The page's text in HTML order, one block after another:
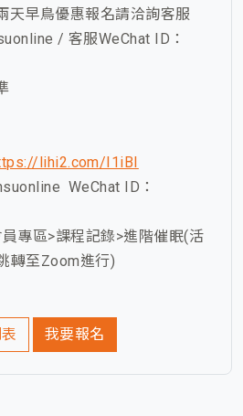
天早鳥優惠報名請洽詢客服
/ 客服WeChat ID：
lihi2.com/I1iBI
WeChat ID：
專區>課程記錄>進階催眠(活
轉至Zoom進行)
我要報名